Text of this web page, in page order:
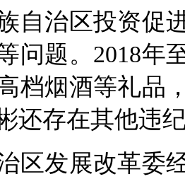
治区投资促进
问题。2018年
档烟酒等礼品
还存在其他违
发展改革委经